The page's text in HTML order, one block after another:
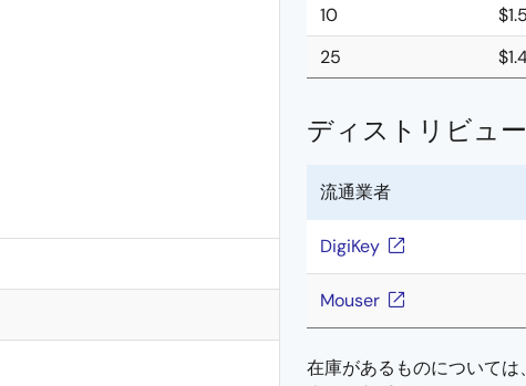
10
25
ディストリビュ
流通業者
DigiKey
Mouser
在庫があるものについて